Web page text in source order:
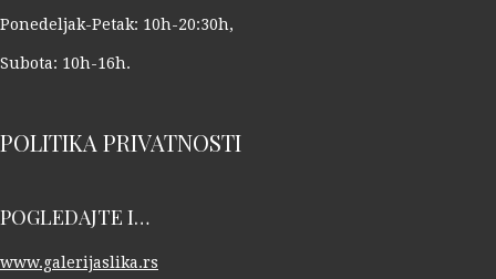
Ponedeljak-Petak: 10h-20:30h,
Subota: 10h-16h.
POLITIKA PRIVATNOSTI
POGLEDAJTE I…
www.galerijaslika.rs